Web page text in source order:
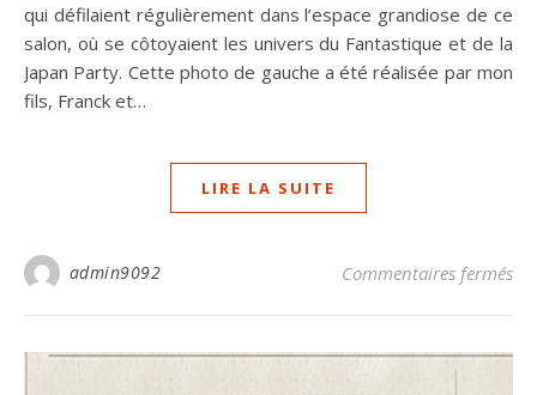
qui défilaient régulièrement dans l’espace grandiose de ce
salon, où se côtoyaient les univers du Fantastique et de la
Japan Party. Cette photo de gauche a été réalisée par mon
fils, Franck et…
LIRE LA SUITE
admin9092 Commentaires fermés